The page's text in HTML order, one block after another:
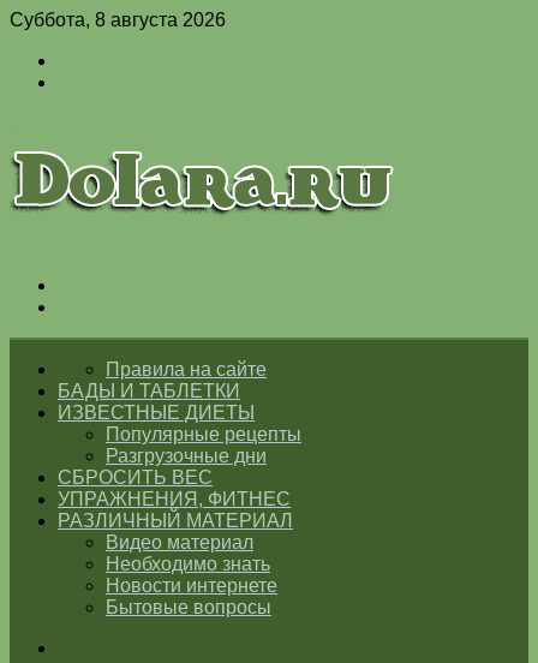
Суббота, 8 августа 2026
ГЛАВНАЯПравила на сайте
БАДЫ И ТАБЛЕТКИ
ИЗВЕСТНЫЕ ДИЕТЫ
Популярные рецепты
Разгрузочные дни
СБРОСИТЬ ВЕС
УПРАЖНЕНИЯ, ФИТНЕС
РАЗЛИЧНЫЙ МАТЕРИАЛ
Видео материал
Необходимо знать
Новости интернете
Бытовые вопросы